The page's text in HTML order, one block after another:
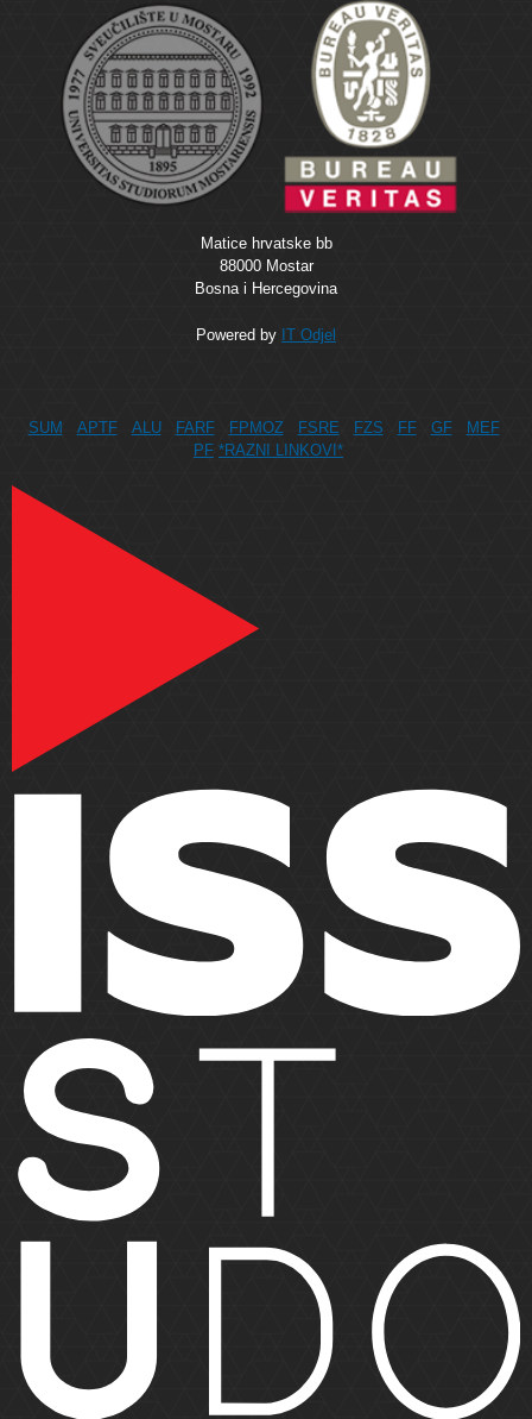
Matice hrvatske bb
88000 Mostar
Bosna i Hercegovina
Powered by IT Odjel
SUM APTF ALU FARF FPMOZ FSRE FZS FF GF
MEF
PF *RAZNI LINKOVI*